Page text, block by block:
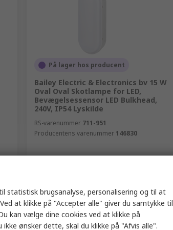
På lager hos producent
Bailey Electric & Electronics bv 15 W
Oval Oval Skotlampe for LED,
Bevægelsessensor LED Bulkhead,
240V, IP54 Lyskilde
RS-varenummer 711-951
Producentens varenummer 146830
statistisk brugsanalyse, personalisering og til at
at klikke på "Accepter alle" giver du samtykke til
kan vælge dine cookies ved at klikke på
ønsker dette, skal du klikke på "Afvis alle".